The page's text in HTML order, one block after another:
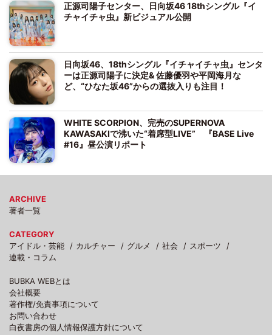
正源司陽子センター、日向坂46 18thシングル『イ
チャイチャ虫』新ビジュアル公開
日向坂46、18thシングル『イチャイチャ虫』センタ
ーは正源司陽子に決定& 佐藤優羽や平岡海月な
ど、“ひなた坂46”からの選抜入りも注目！
WHITE SCORPION、完売のSUPERNOVA
KAWASAKIで沸いた“着席型LIVE” 『BASE Live
#16』昼公演リポート
ARCHIVE
著者一覧
CATEGORY
アイドル・芸能
カルチャー グルメ 社会
スポーツ
連載・コラム
BUBKA WEBとは
会社概要
著作権/免責事項について
お問い合わせ
白夜書房の個人情報保護方針について